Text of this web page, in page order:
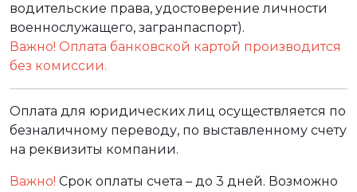
водительские права, удостоверение личности
военнослужащего, загранпаспорт).
Важно! Оплата банковской картой производится
без комиссии.
Оплата для юридических лиц осуществляется по
безналичному переводу, по выставленному счету
на реквизиты компании.
Важно! Срок оплаты счета – до 3 дней. Возможно